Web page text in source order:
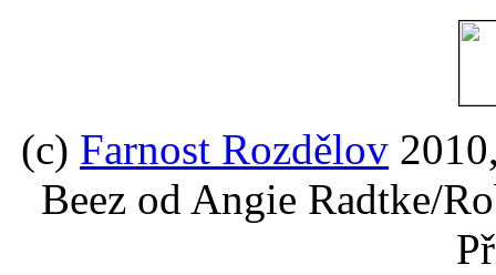
(c) Farnost Rozdělov
Beez od Angie Radtke/